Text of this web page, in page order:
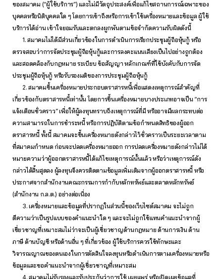
ของสมาคม (“ผู้ใช้บริการ”) และไม่มีวัตถุประสงค์เพื่อแก้ไขสถานการณ์เฉพาะของ
บุคคลหรือนิติบุคคลใด ๆ โดยการเข้าถึงหรือการเข้าใช้เครื่องหมายและข้อมูล ผู้ใช้
บริการได้อ่าน เข้าใจยอมรับและตกลงผูกพันตามข้อจำกัดความรับผิดดังนี้
1. สมาคมไม่ได้มีส่วนเกี่ยวข้องในการดำเนินการเรียกประชุมผู้ถือหุ้นกู้ หรือ
ตรวจสอบว่าการจัดประชุมผู้ถือหุ้นกู้และการลงคะแนนเสียงเป็นไปอย่างถูกต้อง
และสอดคล้องกับกฎหมาย ระเบียบ ข้อสัญญา หลักเกณฑ์ที่ใช้บังคับกับการจัด
ประชุมผู้ถือหุ้นกู้ หรือรับรองมติของการประชุมผู้ถือหุ้นกู้
2. สมาคมขึ้นเครื่องหมายประกอบตราสารหนี้เพื่อแสดงเหตุการณ์สำคัญที่
เกี่ยวข้องกับตราสารหนี้เท่านั้น โดยการขึ้นเครื่องหมายบางประเภทอาจเป็น “การ
แจ้งเตือนชั่วคราว” เพื่อให้ผู้ลงทุนทราบถึงเหตุการณ์ที่มี หรืออาจมีผลกระทบต่อ
ความสามารถในการชำระหนี้ หรือการปฏิบัติตามข้อกำหนดสิทธิของผู้ออก
ตราสารหนี้ ทั้งนี้ สมาคมจะขึ้นเครื่องหมายดังกล่าวไว้ชั่วคราวเป็นระยะเวลาตาม
ที่สมาคมกำหนด ก่อนจะปลดเครื่องหมายออก การปลดเครื่องหมายดังกล่าวไม่ได้
หมายความว่าผู้ออกตราสารหนี้ได้แก้ไขเหตุการณ์นั้นแล้ว หรือว่าเหตุการณ์ดัง
กล่าวได้สิ้นสุดลง ผู้ลงทุนจึงควรติดตามข้อมูลเพิ่มเติมจากผู้ออกตราสารหนี้ หรือ
ประกาศจากสำนักงานคณะกรรมการกำกับหลักทรัพย์และตลาดหลักทรัพย์
(สำนักงาน ก.ล.ต.) อย่างต่อเนื่อง
3. เครื่องหมายและข้อมูลที่ปรากฏในส่วนนี้ของเว็บไซต์สมาคม จะไม่ถูก
ตีความว่าเป็นรูปแบบของคำแนะนำใด ๆ และจะไม่ถูกใช้แทนคำแนะนำจากผู้
เชี่ยวชาญที่เหมาะสมไม่ว่าจะเป็นผู้เชี่ยวชาญด้านกฎหมาย ด้านการเงิน ด้าน
ภาษี ด้านบัญชี หรือด้านอื่น ๆ ที่เกี่ยวข้อง ผู้ใช้บริการควรใช้ทักษะและ
วิจารณญาณของตนเองในการตัดสินใจลงทุนหรือดำเนินการตามเครื่องหมายหรือ
ข้อมูลและขอคำแนะนำจากผู้เชี่ยวชาญที่เหมาะสม
4. สมาคมไม่รับรองและรับประกันว่าการใช้ เผยแพร่ หรือเปิดเผยข้อมูลที่